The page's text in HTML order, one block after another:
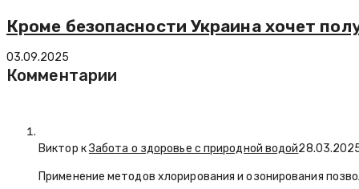
Кроме безопасности Украина хочет
03.09.2025
Комментарии
Виктор кЗабота о здоровье с природной водой
Применение методов хлорирования и озонирования